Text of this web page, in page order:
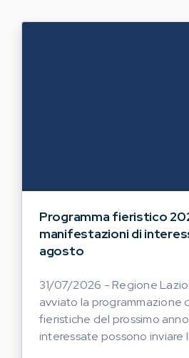
Programma fieristico
manifestazioni di
agosto
31/07/2026 - Regione
avviato la programmazione
fieristiche del prossimo
interessate possono inviare